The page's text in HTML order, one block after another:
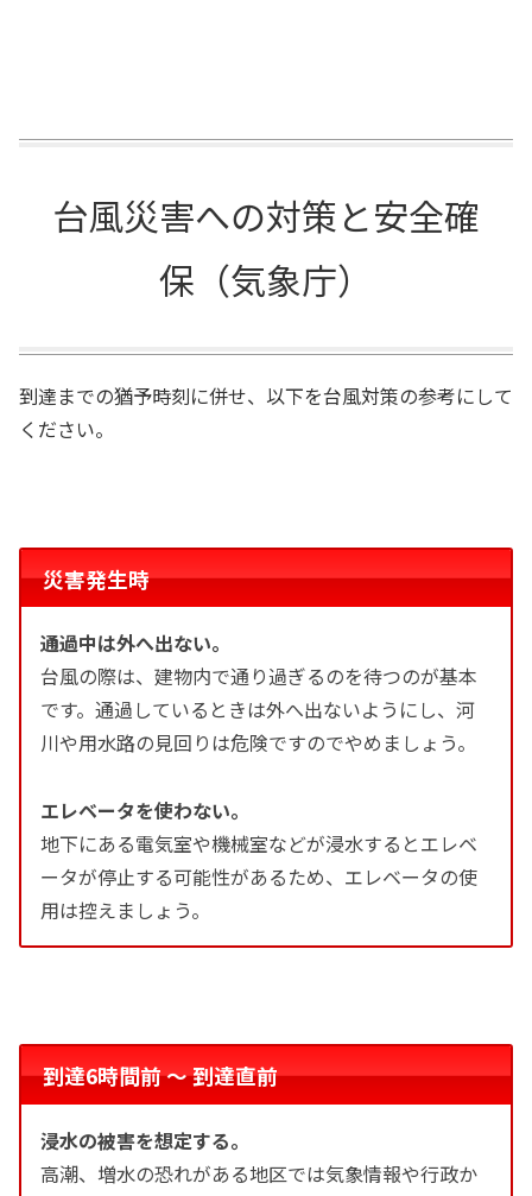
台風災害への対策と安全確
保（気象庁）
到達までの猶予時刻に併せ、以下を台風対策の参考にして
ください。
災害発生時
通過中は外へ出ない。
台風の際は、建物内で通り過ぎるのを待つのが基本
です。通過しているときは外へ出ないようにし、河
川や用水路の見回りは危険ですのでやめましょう。
エレベータを使わない。
地下にある電気室や機械室などが浸水するとエレベ
ータが停止する可能性があるため、エレベータの使
用は控えましょう。
到達6時間前 〜 到達直前
浸水の被害を想定する。
高潮、増水の恐れがある地区では気象情報や行政か